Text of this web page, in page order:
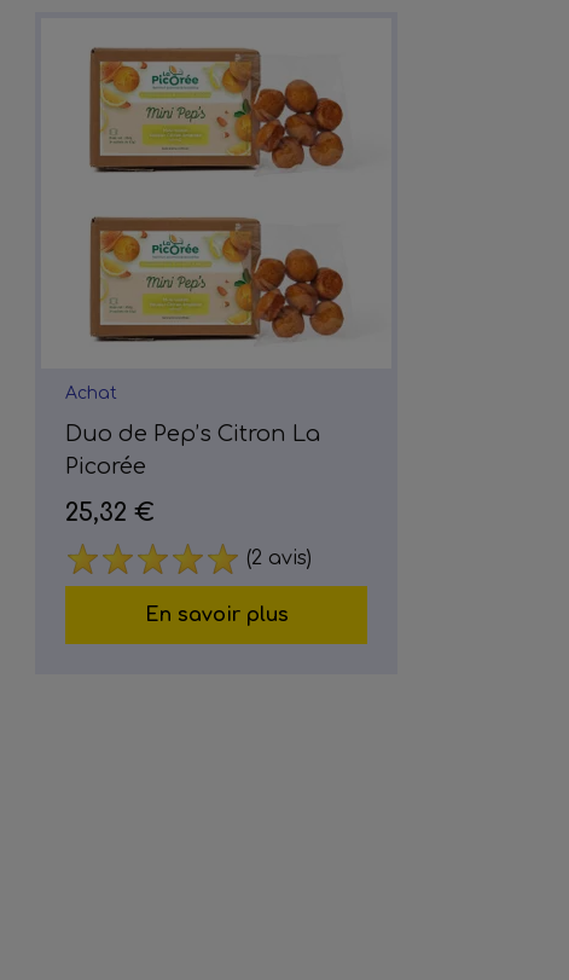
Achat
Duo de Pep’s Citron La
Picorée
25,32 €
(2 avis)
En savoir plus